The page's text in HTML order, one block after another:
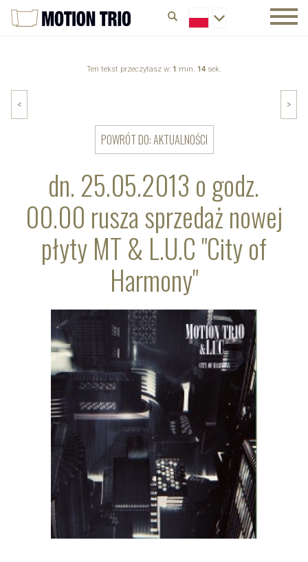
Ten tekst przeczytasz w: 1 min. 14 sek.
dn. 25.05.2013 o godz.
00.00 rusza sprzedaż nowej
płyty MT & L.U.C "City of
Harmony"
< >
POWRÓT DO: AKTUALNOŚCI